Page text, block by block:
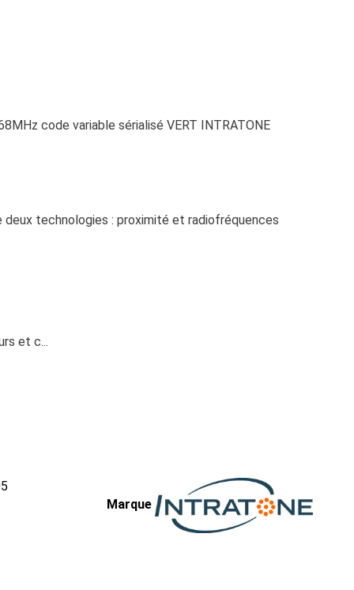
code variable sérialisé VERT INTRATONE
deux technologies : proximité et radiofréquences
et c...
Marque